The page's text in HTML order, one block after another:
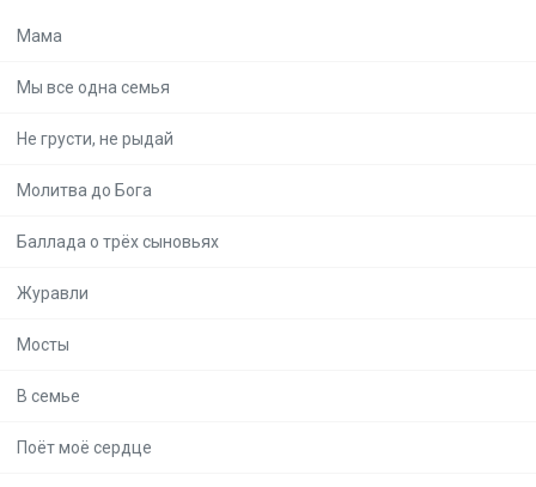
Мама
Мы все одна семья
Не грусти, не рыдай
Молитва до Бога
Баллада о трёх сыновьях
Журавли
Мосты
В семье
Поёт моё сердце